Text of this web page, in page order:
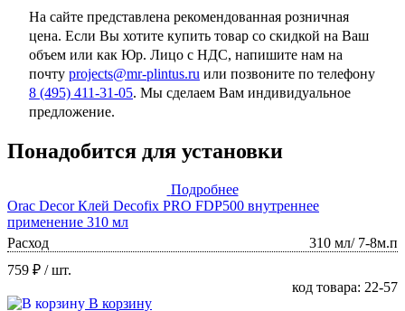
На сайте представлена рекомендованная розничная
цена. Если Вы хотите купить товар со скидкой на Ваш
объем или как Юр. Лицо с НДС, напишите нам на
почту projects@mr-plintus.ru или позвоните по телефону
8 (495) 411-31-05. Мы сделаем Вам индивидуальное
предложение.
Понадобится для установки
Подробнее
Orac Decor Клей Decofix PRO FDP500 внутреннее
применение 310 мл
Расход
310 мл/ 7-8м.п
759 ₽ / шт.
код товара: 22-57
В корзину